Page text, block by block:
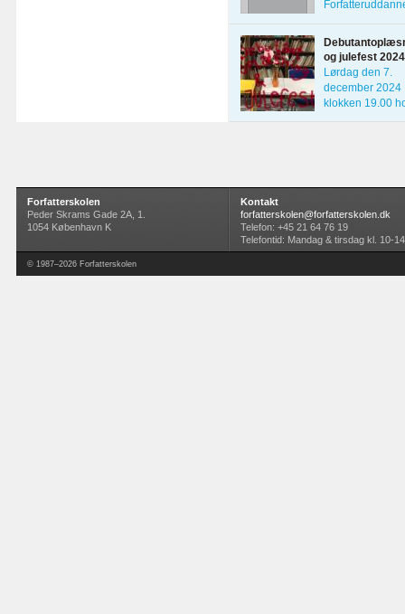
interesserede
forfattere til […]
og julefest 2024
Lørdag den 7.
december 2024
klokken 19.00
[…]
Forfatterskolen
Peder Skrams Gade 2A, 1.
1054 København K
Kontakt
forfatterskolen@forfatterskolen.dk
Telefon: +45 21 64 76 19
Telefontid: Mandag & tirsdag kl. 10-14
© 1987–2026 Forfatterskolen